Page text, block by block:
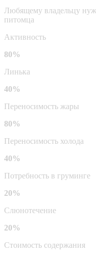
Любящему владельцу
питомца
Активность
80%
Линька
40%
Переносимость жары
80%
Переносимость холода
40%
Потребность в груминге
20%
Слюнотечение
20%
Стоимость содержания